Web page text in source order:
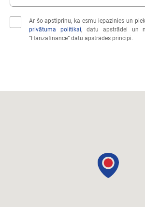
Ar šo apstiprinu, ka esmu iepazinies un
privātuma politikai, datu apstrādei un
“Hanzafinance” datu apstrādes principi.